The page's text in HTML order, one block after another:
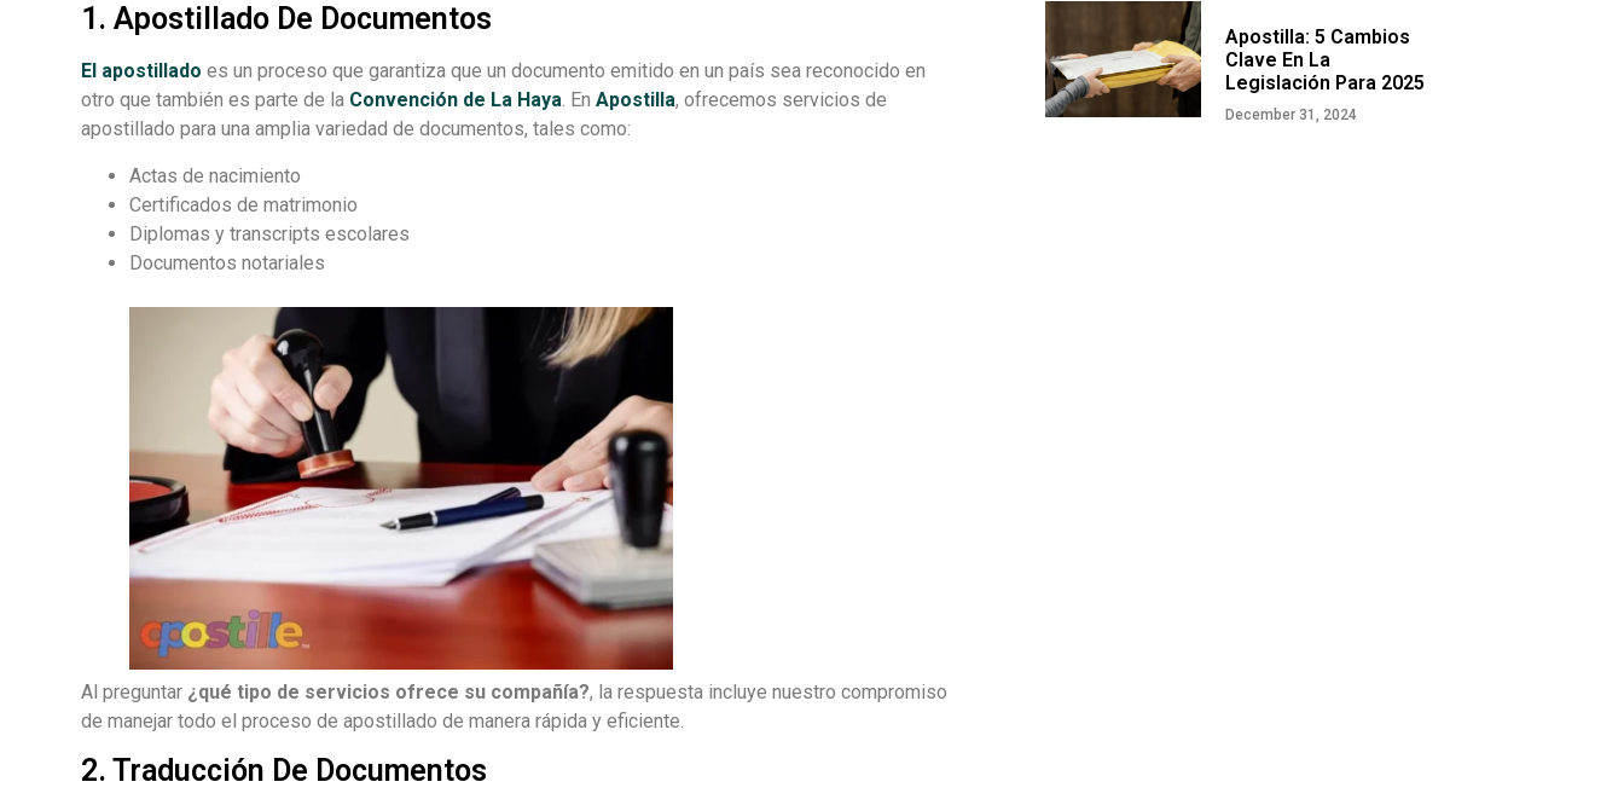
1. Apostillado De Documentos
El apostillado es un proceso que garantiza que un documento emitido en un país sea reconocido en
otro que también es parte de la Convención de La Haya. EnApostilla, ofrecemos servicios de
apostillado para una amplia variedad de documentos, tales como:
Actas de nacimiento
Certificados de matrimonio
Diplomas y transcripts escolares
Documentos notariales
Al preguntar ¿qué tipo de servicios ofrece su compañía?, la respuesta incluye nuestro compromiso
de manejar todo el proceso de apostillado de manera rápida y eficiente.
2. Traducción De Documentos
Apostilla: 5 Cambios
Clave En La
Legislación Para 2025
December 31, 2024